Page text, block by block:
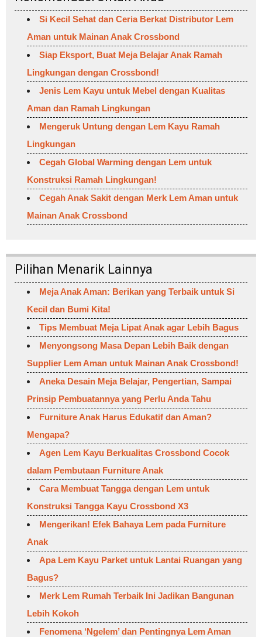
Si Kecil Sehat dan Ceria Berkat Distributor Lem
Aman untuk Mainan Anak Crossbond
Siap Eksport, Buat Meja Belajar Anak Ramah
Lingkungan dengan Crossbond!
Jenis Lem Kayu untuk Mebel dengan Kualitas
Aman dan Ramah Lingkungan
Mengeruk Untung dengan Lem Kayu Ramah
Lingkungan
Cegah Global Warming dengan Lem untuk
Konstruksi Ramah Lingkungan!
Cegah Anak Sakit dengan Merk Lem Aman untuk
Mainan Anak Crossbond
Pilihan Menarik Lainnya
Meja Anak Aman: Berikan yang Terbaik untuk Si
Kecil dan Bumi Kita!
Tips Membuat Meja Lipat Anak agar Lebih Bagus
Menyongsong Masa Depan Lebih Baik dengan
Supplier Lem Aman untuk Mainan Anak Crossbond!
Aneka Desain Meja Belajar, Pengertian, Sampai
Prinsip Pembuatannya yang Perlu Anda Tahu
Furniture Anak Harus Edukatif dan Aman?
Mengapa?
Agen Lem Kayu Berkualitas Crossbond Cocok
dalam Pembutaan Furniture Anak
Cara Membuat Tangga dengan Lem untuk
Konstruksi Tangga Kayu Crossbond X3
Mengerikan! Efek Bahaya Lem pada Furniture
Anak
Apa Lem Kayu Parket untuk Lantai Ruangan yang
Bagus?
Merk Lem Rumah Terbaik Ini Jadikan Bangunan
Lebih Kokoh
Fenomena ‘Ngelem’ dan Pentingnya Lem Aman